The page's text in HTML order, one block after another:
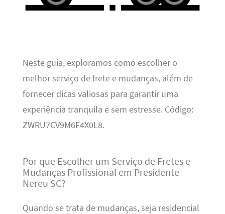
Neste guia, exploramos como escolher o
melhor serviço de frete e mudanças, além de
fornecer dicas valiosas para garantir uma
experiência tranquila e sem estresse. Código:
ZWRU7CV9M6F4X0L8.
Por que Escolher um Serviço de Fretes e
Mudanças Profissional em Presidente
Nereu SC?
Quando se trata de mudanças, seja residencial